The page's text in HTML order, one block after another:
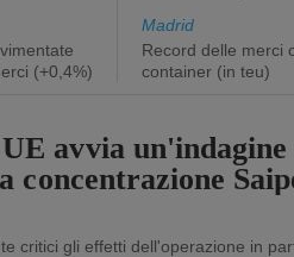
(+0,4%)
Madrid
Record delle merci
container (in teu)
avvia un'indagine
concentrazione
critici gli effetti dell'operazione in